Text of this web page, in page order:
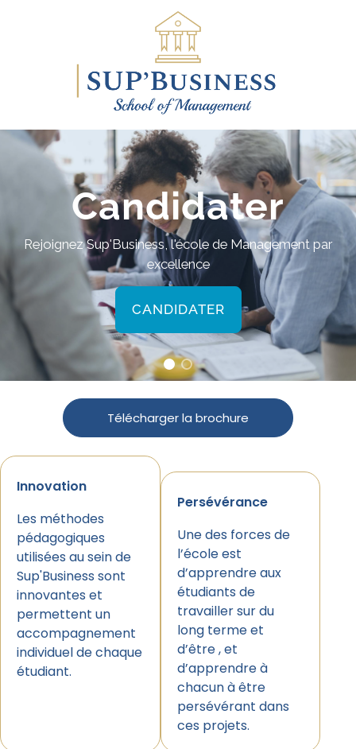
Candidater
Rejoignez Sup'Business, l'école de Management par
excellence
CANDIDATER
Télécharger la brochure
Innovation
Les méthodes
pédagogiques
utilisées au sein de
Sup'Business sont
innovantes et
permettent un
accompagnement
individuel de chaque
étudiant.
Persévérance
Une des forces de
l’école est
d’apprendre aux
étudiants de
travailler sur du
long terme et
d’être , et
d’apprendre à
chacun à être
persévérant dans
ces projets.